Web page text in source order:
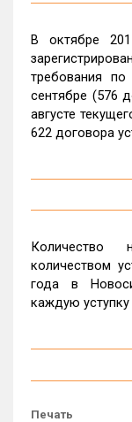
В октябре
требования
сентябре (576
августе
622 договора
количеством
года в
каждую
Печать